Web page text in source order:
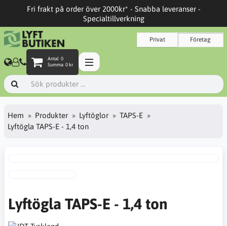
Fri frakt på order över 2000kr* - Snabba leveranser -
Specialtillverkning
Privat Företag
Antal 0
Summa 0 kr
Hem Produkter Lyftöglor
TAPS-E
Lyftögla TAPS-E - 1,4 ton
Lyftögla TAPS-E - 1,4 ton